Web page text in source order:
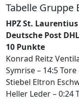
Tabelle Gruppe
HPZ St.
Deutsche Post
10 Punkte
Konrad Reitz
Symrise – 14:5
Stiebel Eltron
Heller Leder – 0:24